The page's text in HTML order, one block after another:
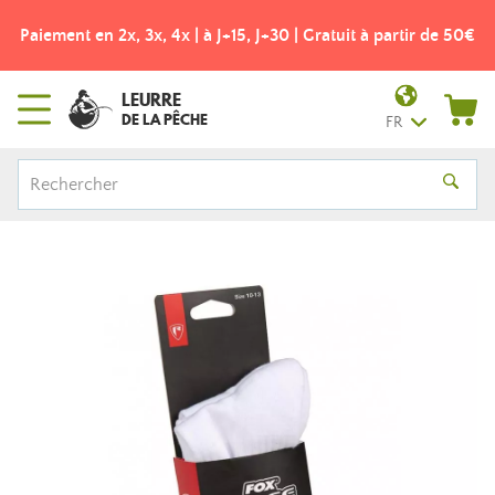
Paiement en 2x, 3x, 4x | à J+15, J+30 | Gratuit à partir de 50€
LEURRE
DE LA PÊCHE FR